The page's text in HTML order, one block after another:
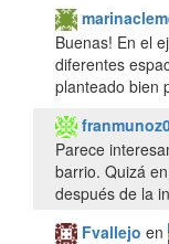
Buenas! En el
diferentes
planteado bien
Parece
barrio. Quizá
después de la
Fvallejo en